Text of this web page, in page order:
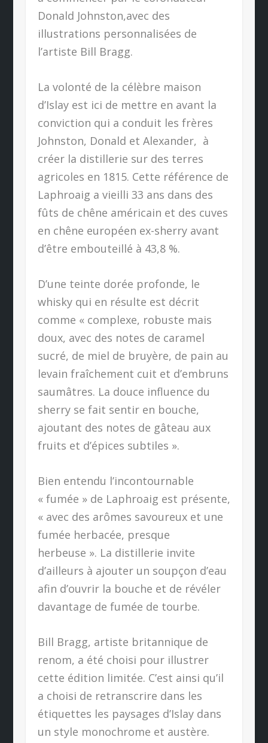
Donald Johnston,avec des
illustrations personnalisées de
l’artiste Bill Bragg.
La volonté de la célèbre maison
d’Islay est ici de mettre en avant la
conviction qui a conduit les frères
Johnston, Donald et Alexander, à
créer la distillerie sur des terres
agricoles en 1815. Cette référence de
Laphroaig a vieilli 33 ans dans des
fûts de chêne américain et des cuves
en chêne européen ex-sherry avant
d’être embouteillé à 43,8 %.
D’une teinte dorée profonde, le
whisky qui en résulte est décrit
comme « complexe, robuste mais
doux, avec des notes de caramel
sucré, de miel de bruyère, de pain au
levain fraîchement cuit et d’embruns
saumâtres. La douce influence du
sherry se fait sentir en bouche,
ajoutant des notes de gâteau aux
fruits et d’épices subtiles ».
Bien entendu l’incontournable
« fumée » de Laphroaig est présente,
« avec des arômes savoureux et une
fumée herbacée, presque
herbeuse ». La distillerie invite
d’ailleurs à ajouter un soupçon d’eau
afin d’ouvrir la bouche et de révéler
davantage de fumée de tourbe.
Bill Bragg, artiste britannique de
renom, a été choisi pour illustrer
cette édition limitée. C’est ainsi qu’il
a choisi de retranscrire dans les
étiquettes les paysages d’Islay dans
un style monochrome et austère.